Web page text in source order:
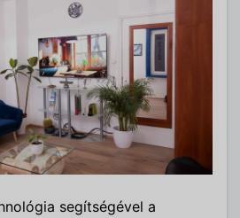
segítségével a